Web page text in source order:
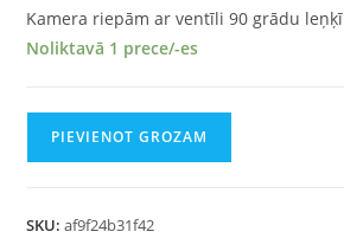
Kamera riepām ar ventīli 90 grādu leņķī
Noliktavā 1 prece/-es
PIEVIENOT GROZAM
SKU:af9f24b31f42